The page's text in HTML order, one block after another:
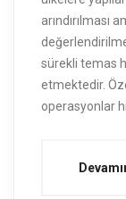
arındırılması
sürekli temas
etmektedir.
operasyonlar